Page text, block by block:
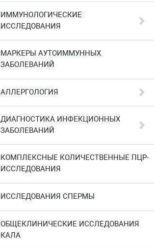
ИММУНОЛОГИЧЕСКИЕ
ИССЛЕДОВАНИЯ
МАРКЕРЫ АУТОИММУННЫХ
ЗАБОЛЕВАНИЙ
АЛЛЕРГОЛОГИЯ
ДИАГНОСТИКА ИНФЕКЦИОННЫХ
ЗАБОЛЕВАНИЙ
КОМПЛЕКСНЫЕ КОЛИЧЕСТВЕННЫЕ ПЦР-
ИССЛЕДОВАНИЯ
ИССЛЕДОВАНИЯ СПЕРМЫ
ОБЩЕКЛИНИЧЕСКИЕ ИССЛЕДОВАНИЯ
КАЛА